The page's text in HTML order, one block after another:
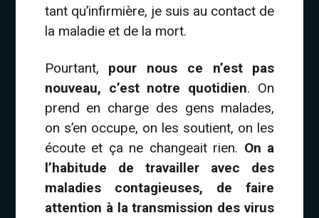
tant qu’infirmière, je suis au contact de
la maladie et de la mort.
Pourtant, pour nous ce n’est pas
nouveau, c’est notre quotidien. On
prend en charge des gens malades,
on s’en occupe, on les soutient, on les
écoute et ça ne changeait rien. On a
l’habitude de travailler avec des
maladies contagieuses, de faire
attention à la transmission des virus